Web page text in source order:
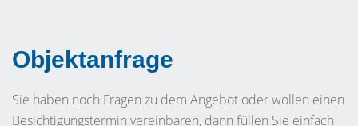
Objektanfrage
Sie haben noch Fragen zu dem Angebot oder wollen einen
Besichtigungstermin vereinbaren, dann füllen Sie einfach